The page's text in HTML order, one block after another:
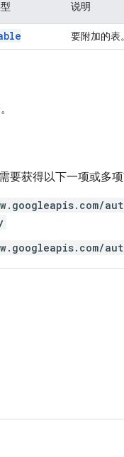
说明
要附加的表。
要获得以下一项或多项